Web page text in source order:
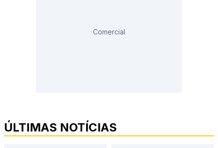
Comercial
ÚLTIMAS NOTÍCIAS